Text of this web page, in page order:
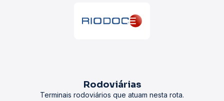
Rodoviárias
Terminais rodoviários que atuam nesta rota.